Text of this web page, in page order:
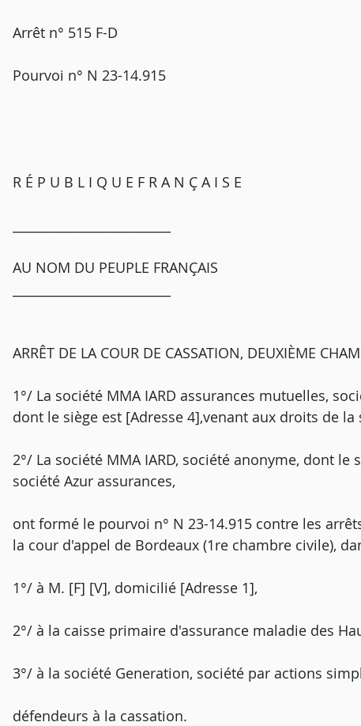
Arrêt n° 515 F-D
Pourvoi n° N 23-14.915
R É P U B L I Q U E F R A N Ç A I S E
AU NOM DU PEUPLE FRANÇAIS
ARRÊT DE LA COUR DE CASSATION, DEUXIÈME
1°/ La société MMA IARD assurances mutuelles,
dont le siège est [Adresse 4],venant aux droits de la
2°/ La société MMA IARD, société anonyme, dont
société Azur assurances,
ont formé le pourvoi n° N 23-14.915 contre les
la cour d'appel de Bordeaux (1re chambre civile),
1°/ à M. [F] [V], domicilié [Adresse 1],
2°/ à la caisse primaire d'assurance maladie des
3°/ à la société Generation, société par actions
défendeurs à la cassation.